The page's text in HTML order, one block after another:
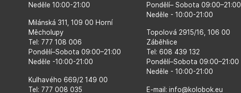
Neděle 10:00-21:00
Milánská 311, 109 00 Horní
Měcholupy
Tel: 777 108 006
Pondělí–​Sobota 09:00–​21:00
Neděle -10:00-21:00
Kulhavého 669/2 149 00
Tel: 777 008 035
Pondělí– Sobota 09:00–21:00
Neděle - 10:00-21:00
Topolová 2915/16, 106 00
Záběhlice
Tel: 608 439 132
Pondělí–​Sobota 09:00–​21:00
Neděle - 10:00-21:00
E-mail: info@kolobok.eu